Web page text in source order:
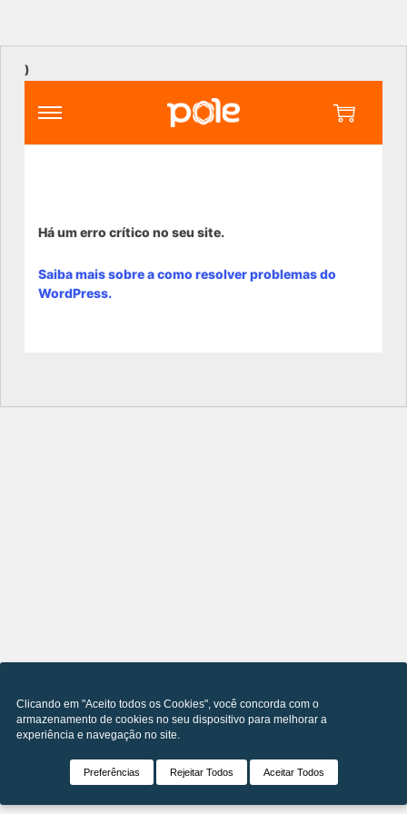
)
Há um erro crítico no seu site.
Saiba mais sobre a como resolver problemas do
WordPress.
Clicando em "Aceito todos os Cookies", você concorda com o
armazenamento de cookies no seu dispositivo para melhorar a
experiência e navegação no site.
Preferências Rejeitar Todos Aceitar Todos